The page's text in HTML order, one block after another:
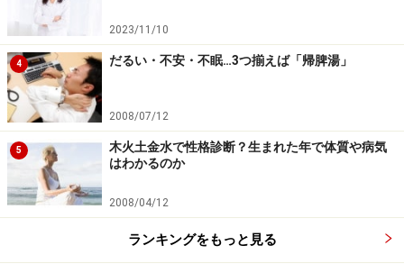
2023/11/10
4 だるい・不安・不眠…3つ揃えば「帰脾湯」
2008/07/12
5
木火土金水で性格診断？生まれた年で体質や病気
はわかるのか
2008/04/12
ランキングをもっと見る